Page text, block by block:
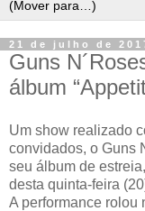
21 de julho de
Guns
álbum
Um show realizado
convidados, o Guns
seu álbum de
desta quinta-feira
A performance rolou